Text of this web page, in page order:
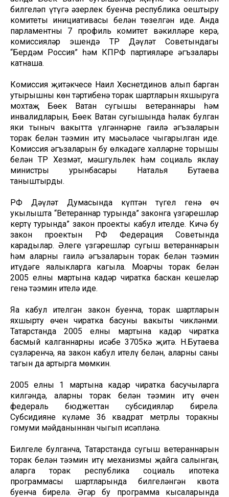
билгеләп үтүгә әзерлек буенча республика оештыру
комитеты инициативасы белән төзелгән иде. Анда
парламентның 7 профиль комитет вәкилләре керә,
комиссияләр эшендә ТР Дәүләт Советындагы
“Бердәм Россия” һәм КПРФ партияләре әгъзалары
катнаша.
Комиссия җитәкчесе Наил Хөснетдинов алып барган
утырышның көн тәртибенә торак шартларын яхшыруга
мохтаҗ Бөек Ватан сугышы ветераннары һәм
инвалидларын, Бөек Ватан сугышында һәлак булган
яки тыныч вакытта үлгәннәрнең гаилә әгъзаларын
торак белән тәэмин итү мәсьәләсе чыгарылган иде.
Комиссия әгъзаларын бу өлкәдәге хәлләрнең торышы
белән ТР Хезмәт, мәшгульлек һәм социаль яклау
министры урынбасары Наталья Бутаева
таныштырды.
РФ Дәүләт Думасында күптән түгел генә өч
укылышта “Ветераннар турында” законга үзгәрешләр
кертү турында” закон проекты кабул ителде. Кичә бу
закон проектын РФ Федерация Советында
карадылар. Әлеге үзгәрешләр сугыш ветераннарын
һәм аларның гаилә әгъзаларын торак белән тәэмин
итүдәге яңалыкларга кагыла. Моңарчы торак белән
2005 елның мартына кадәр чиратка баскан кешеләр
генә тәэмин ителә иде.
Яңа кабул ителгән закон буенча, торак шартларын
яхшырту өчен чиратка басуның вакыты чикләнми.
Татарстанда 2005 елның мартына кадәр чиратка
басмый калганнарның исәбе 3705кә җитә. Н.Бутаева
сүзләренчә, яңа закон кабул ителү белән, аларның саны
тагын да артырга мөмкин.
2005 елның 1 мартына кадәр чиратка басучыларга
килгәндә, аларны торак белән тәэмин итү өчен
федераль бюджеттан субсидияләр бирелә.
Субсидиянең күләме 36 квадрат метрлы торакның
гомуми мәйданыннан чыгып исәпләнә.
Билгеле булганча, Татарстанда сугыш ветераннарын
торак белән тәэмин итү механизмы җайга салынган,
аларга торак республика социаль ипотека
программасы шартларында билгеләнгән квота
буенча бирелә. Әгәр бу программа кысаларында